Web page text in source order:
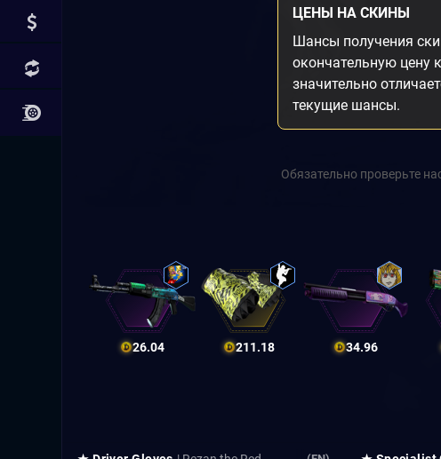
ЦЕНЫ НА СКИНЫ
Шансы получения
окончательную цену
значительно
текущие шансы.
Обязательно проверьте
26.04 211.18 34.96